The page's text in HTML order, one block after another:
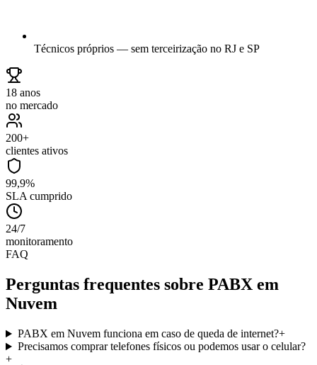
Técnicos próprios — sem terceirização no RJ e SP
18 anos
no mercado
200+
clientes ativos
99,9%
SLA cumprido
24/7
monitoramento
FAQ
Perguntas frequentes sobre PABX em
Nuvem
PABX em Nuvem funciona em caso de queda de internet?+
Precisamos comprar telefones físicos ou podemos usar o celular?
+